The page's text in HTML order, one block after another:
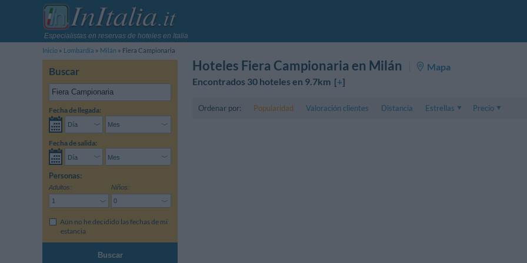
Especialistas en reservas de hoteles en Italia
Inicio
Lombardía Milán Fiera Campionaria
Buscar
Fecha de llegada:
Fecha de salida:
Personas:
Adultos: Niños:
Aún no he decidido las fechas de mi
estancia
Buscar
Hoteles Fiera Campionaria en Milán
Mapa
Encontrados 30 hoteles en 9.7km [+]
Ordenar por: Popularidad Valoración clientes Distancia
Estrellas
Precio